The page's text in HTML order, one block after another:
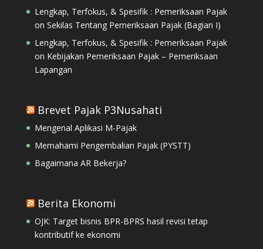
Lengkap, Terfokus, & Spesifik : Pemeriksaan Pajak
on Sekilas Tentang Pemeriksaan Pajak (Bagian I)
Lengkap, Terfokus, & Spesifik : Pemeriksaan Pajak
on Kebijakan Pemeriksaan Pajak – Pemeriksaan
Lapangan
Brevet Pajak P3Nusahati
Mengenal Aplikasi M-Pajak
Memahami Pengembalian Pajak (PYSTT)
Bagaimana AR Bekerja?
Berita Ekonomi
OJK: Target bisnis BPR-BPRS hasil revisi tetap
kontributif ke ekonomi